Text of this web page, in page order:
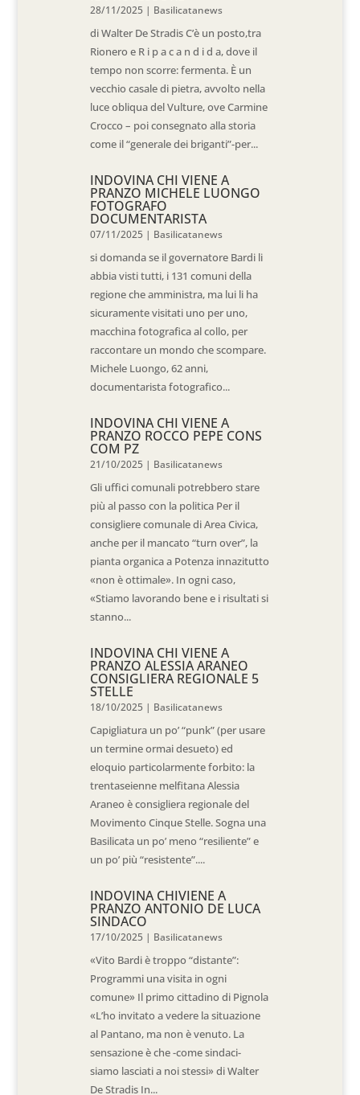
28/11/2025 | Basilicatanews
di Walter De Stradis C’è un posto,tra
Rionero e R i p a c a n d i d a, dove il
tempo non scorre: fermenta. È un
vecchio casale di pietra, avvolto nella
luce obliqua del Vulture, ove Carmine
Crocco – poi consegnato alla storia
come il “generale dei briganti”-per...
INDOVINA CHI VIENE A
PRANZO MICHELE LUONGO
FOTOGRAFO
DOCUMENTARISTA
07/11/2025 | Basilicatanews
si domanda se il governatore Bardi li
abbia visti tutti, i 131 comuni della
regione che amministra, ma lui li ha
sicuramente visitati uno per uno,
macchina fotografica al collo, per
raccontare un mondo che scompare.
Michele Luongo, 62 anni,
documentarista fotografico...
INDOVINA CHI VIENE A
PRANZO ROCCO PEPE CONS
COM PZ
21/10/2025 | Basilicatanews
Gli uffici comunali potrebbero stare
più al passo con la politica Per il
consigliere comunale di Area Civica,
anche per il mancato “turn over”, la
pianta organica a Potenza innazitutto
«non è ottimale». In ogni caso,
«Stiamo lavorando bene e i risultati si
stanno...
INDOVINA CHI VIENE A
PRANZO ALESSIA ARANEO
CONSIGLIERA REGIONALE 5
STELLE
18/10/2025 | Basilicatanews
Capigliatura un po’ “punk” (per usare
un termine ormai desueto) ed
eloquio particolarmente forbito: la
trentaseienne melfitana Alessia
Araneo è consigliera regionale del
Movimento Cinque Stelle. Sogna una
Basilicata un po’ meno “resiliente” e
un po’ più “resistente”....
INDOVINA CHIVIENE A
PRANZO ANTONIO DE LUCA
SINDACO
17/10/2025 | Basilicatanews
«Vito Bardi è troppo “distante”:
Programmi una visita in ogni
comune» Il primo cittadino di Pignola
«L’ho invitato a vedere la situazione
al Pantano, ma non è venuto. La
sensazione è che -come sindaci-
siamo lasciati a noi stessi» di Walter
De Stradis In...